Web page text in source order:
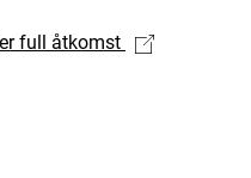
full åtkomst